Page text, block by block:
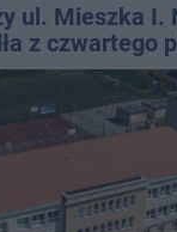
ul. Mieszka I.
z czwartego